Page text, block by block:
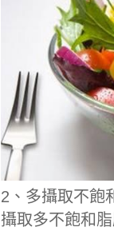
2、多攝取不飽
攝取多不飽和